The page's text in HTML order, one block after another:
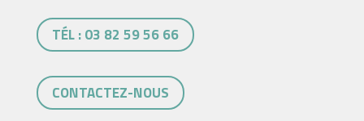
TÉL : 03 82 59 56 66
CONTACTEZ-NOUS